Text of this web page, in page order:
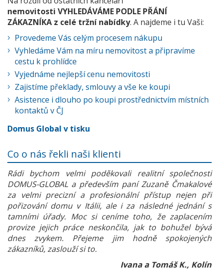
nemovitosti VYHLEDÁVÁME PODLE PŘÁNÍ
ZÁKAZNÍKA z celé tržní nabídky. A najdeme i tu Vaši:
Provedeme Vás celým procesem nákupu
Vyhledáme Vám na míru nemovitost a připravíme
cestu k prohlídce
Vyjednáme nejlepší cenu nemovitosti
Zajistíme překlady, smlouvy a vše ke koupi
Asistence i dlouho po koupi prostřednictvím místních
kontaktů v ČJ
Domus Global v tisku
Co o nás řekli naši klienti
Rádi bychom velmi poděkovali realitní společnosti
DOMUS-GLOBAL a především paní Zuzaně Čmakalové
za velmi precizní a profesionální přístup nejen při
pořizování domu v Itálii, ale i za následné jednání s
tamními úřady. Moc si ceníme toho, že zaplacením
provize jejich práce neskončila, jak to bohužel bývá
dnes zvykem. Přejeme jim hodně spokojených
zákazníků, zaslouží si to.
Ivana a Tomáš K., Kolín